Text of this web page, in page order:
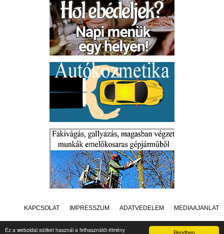
Rendben
Ez a weboldal sütiket használ a felhasználói élmény
KAPCSOLAT IMPRESSZUM ADATVÉDELEM MÉDIAAJÁNLAT